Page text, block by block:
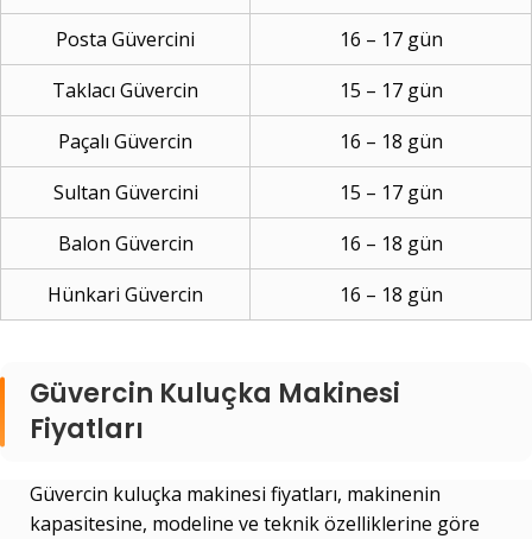
Posta Güvercini
16 – 17 gün
Taklacı Güvercin
15 – 17 gün
Paçalı Güvercin
16 – 18 gün
Sultan Güvercini
15 – 17 gün
Balon Güvercin
16 – 18 gün
Hünkari Güvercin
16 – 18 gün
Güvercin Kuluçka Makinesi
Fiyatları
Güvercin kuluçka makinesi fiyatları, makinenin
kapasitesine, modeline ve teknik özelliklerine göre